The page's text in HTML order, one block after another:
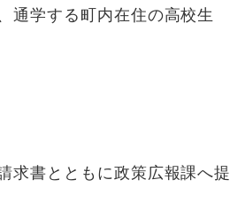
通学する町内在住の高校生
求書とともに政策広報課へ提